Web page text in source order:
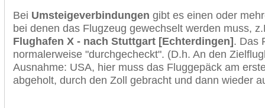
Bei Umsteigeverbindungen gibt es einen oder
bei denen das Flugzeug gewechselt werden muss,
Flughafen X - nach Stuttgart [Echterdingen]. Das
normalerweise "durchgecheckt". (D.h. An den
Ausnahme: USA, hier muss das Fluggepäck am
abgeholt, durch den Zoll gebracht und dann wieder